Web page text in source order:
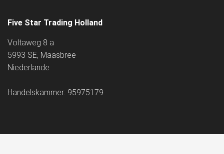
Five Star Trading Holland
Voltaweg 8 a
5993 SE, Maasbree
Niederlande
Handelskammer: 95975179